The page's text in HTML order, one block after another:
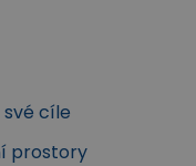
cíle
prostory